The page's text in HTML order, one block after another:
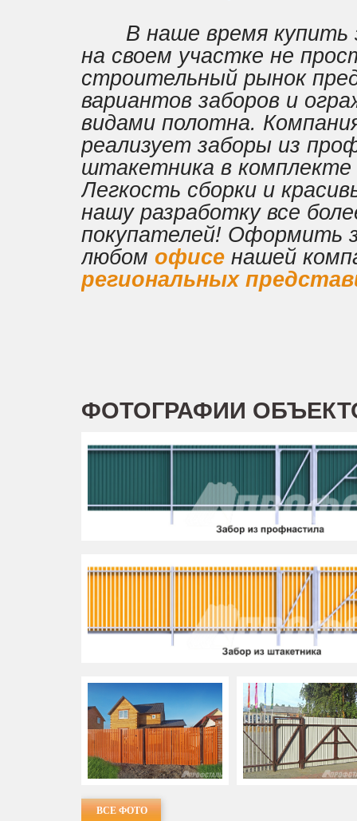
В наше время купить
на своем участке не
строительный рынок
вариантов заборов и
видами полотна.
реализует заборы из
штакетника в
Легкость сборки и
нашу разработку все
покупателей! Оформить
любом офисенашей
региональных
ФОТОГРАФИИ
ВСЕ ФОТО